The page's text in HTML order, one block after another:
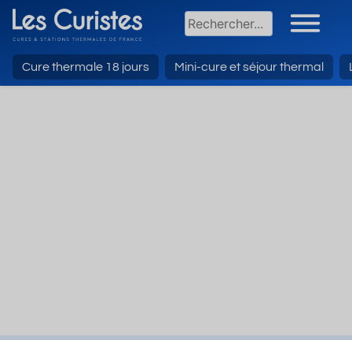
Cure thermale 18 jours Mini-cure et séjour thermal